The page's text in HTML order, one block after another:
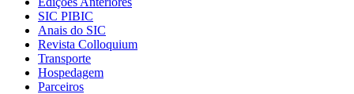
SIC PIBIC
Anais do SIC
Revista Colloquium
Transporte
Hospedagem
Parceiros